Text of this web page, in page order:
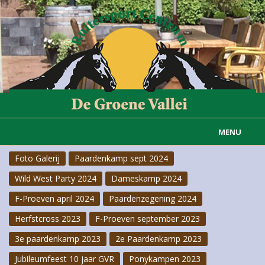
MENU
Home
Informatie
Actueel
Rijvereniging
Foto Galerij
Paardenkamp sept 2024
Wild West Party 2024
Dameskamp 2024
F-Proeven april 2024
Paardenzegening 2024
Herfstcross 2023
F-Proeven september 2023
3e paardenkamp 2023
2e Paardenkamp 2023
Jubileumfeest 10 jaar GVR
Ponykampen 2023